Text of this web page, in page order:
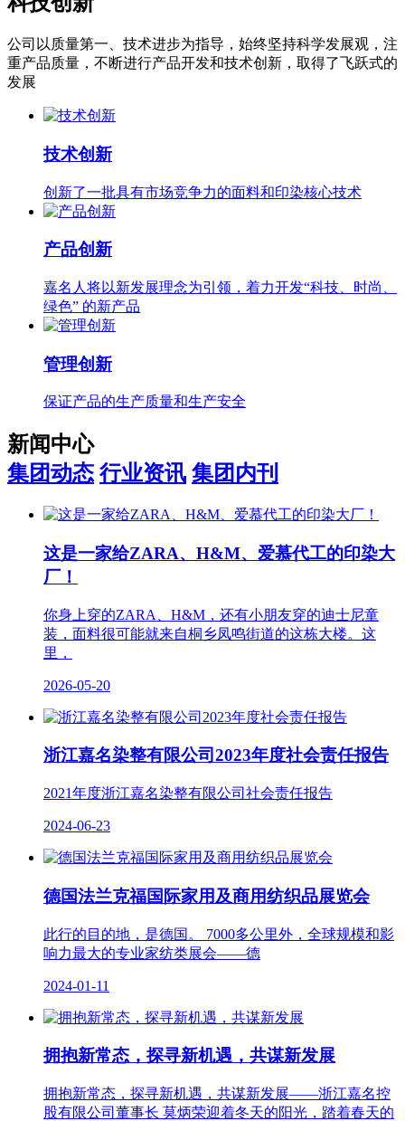
公司以质量第一、技术进步为指导，始终坚持科学发展观，注
重产品质量，不断进行产品开发和技术创新，取得了飞跃式的
发展
技术创新
创新了一批具有市场竞争力的面料和印染核心技术
产品创新
嘉名人将以新发展理念为引领，着力开发“科技、时尚、
绿色” 的新产品
管理创新
保证产品的生产质量和生产安全
新闻中心
集团动态 行业资讯 集团内刊
这是一家给ZARA、H&M、爱慕代工的印染大
厂！
你身上穿的ZARA、H&M，还有小朋友穿的迪士尼童
装，面料很可能就来自桐乡凤鸣街道的这栋大楼。这
里，
2026-05-20
浙江嘉名染整有限公司2023年度社会责任报告
2021年度浙江嘉名染整有限公司社会责任报告
2024-06-23
德国法兰克福国际家用及商用纺织品展览会
此行的目的地，是德国。 7000多公里外，全球规模和影
响力最大的专业家纺类展会——德
2024-01-11
拥抱新常态，探寻新机遇，共谋新发展
拥抱新常态，探寻新机遇，共谋新发展——浙江嘉名控
股有限公司董事长 莫炳荣迎着冬天的阳光，踏着春天的